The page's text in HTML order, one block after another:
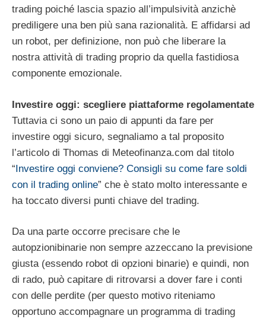
trading poiché lascia spazio all’impulsività anzichè
prediligere una ben più sana razionalità. E affidarsi ad
un robot, per definizione, non può che liberare la
nostra attività di trading proprio da quella fastidiosa
componente emozionale.
Investire oggi: scegliere piattaforme regolamentate
Tuttavia ci sono un paio di appunti da fare per
investire oggi sicuro, segnaliamo a tal proposito
l’articolo di Thomas di Meteofinanza.com dal titolo
“Investire oggi conviene? Consigli su come fare soldi
con il trading online” che è stato molto interessante e
ha toccato diversi punti chiave del trading.
Da una parte occorre precisare che le
autopzionibinarie non sempre azzeccano la previsione
giusta (essendo robot di opzioni binarie) e quindi, non
di rado, può capitare di ritrovarsi a dover fare i conti
con delle perdite (per questo motivo riteniamo
opportuno accompagnare un programma di trading